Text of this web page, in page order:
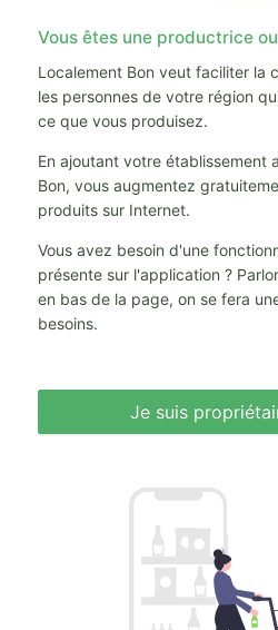
Vous êtes une productrice
Localement Bon veut faciliter la
les personnes de votre région
ce que vous produisez.
En ajoutant votre établissement
Bon, vous augmentez
produits sur Internet.
Vous avez besoin d'une
présente sur l'application ?
en bas de la page, on se fera
besoins.
Je suis